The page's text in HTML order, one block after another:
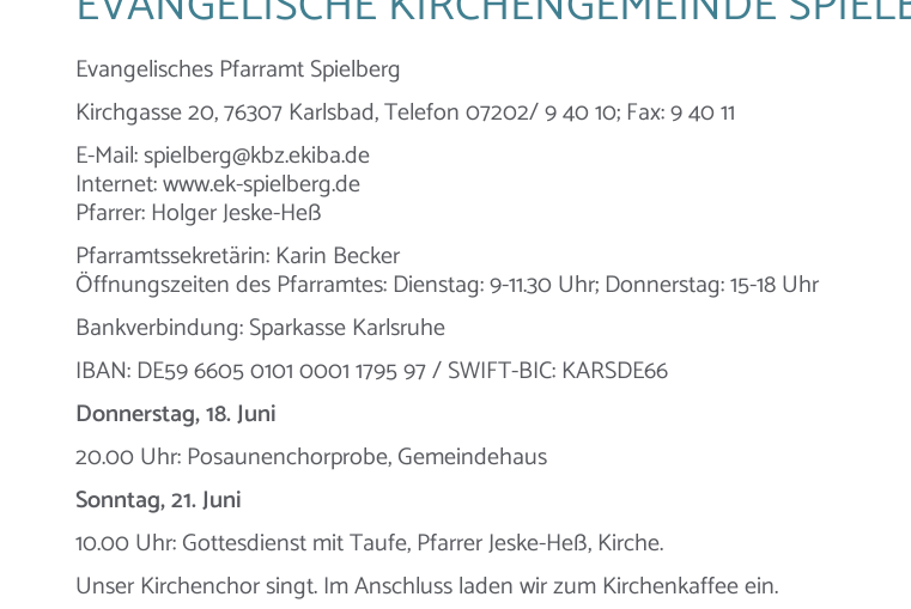
Evangelisches Pfarramt Spielberg
Kirchgasse 20, 76307 Karlsbad, Telefon 07202/ 9 40 10; Fax: 9 40 11
E-Mail: spielberg@kbz.ekiba.de
Internet: www.ek-spielberg.de
Pfarrer: Holger Jeske-Heß
Pfarramtssekretärin: Karin Becker
Öffnungszeiten des Pfarramtes: Dienstag: 9-11.30 Uhr; Donnerstag: 15-18 Uhr
Bankverbindung: Sparkasse Karlsruhe
IBAN: DE59 6605 0101 0001 1795 97 / SWIFT-BIC: KARSDE66
Donnerstag, 18. Juni
20.00 Uhr: Posaunenchorprobe, Gemeindehaus
Sonntag, 21. Juni
10.00 Uhr: Gottesdienst mit Taufe, Pfarrer Jeske-Heß, Kirche.
Unser Kirchenchor singt. Im Anschluss laden wir zum Kirchenkaffee ein.